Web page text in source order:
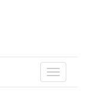
TOGGLE